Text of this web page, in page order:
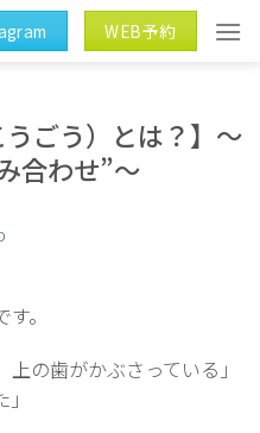
WEB予約
うごう）とは？】～
合わせ”～
。
上の歯がかぶさっている」